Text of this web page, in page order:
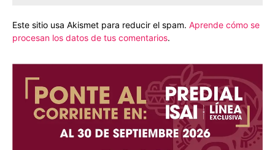
Este sitio usa Akismet para reducir el spam. Aprende cómo se
procesan los datos de tus comentarios.